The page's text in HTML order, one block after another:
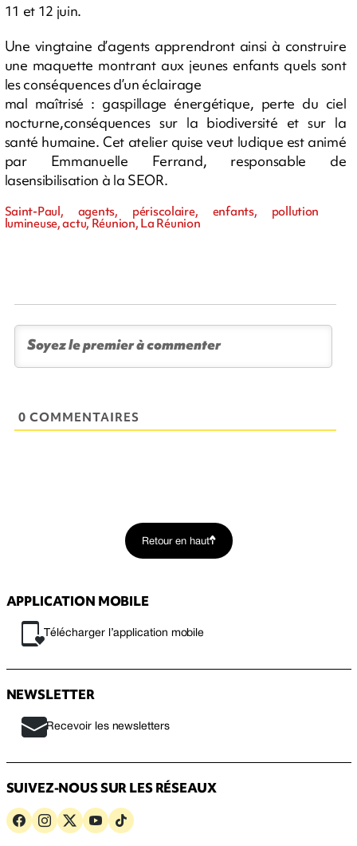
11 et 12 juin.
Une vingtaine d’agents apprendront ainsi à construire
une maquette montrant aux jeunes enfants quels sont
les conséquences d’un éclairage
mal maîtrisé : gaspillage énergétique, perte du ciel
nocturne,conséquences sur la biodiversité et sur la
santé humaine. Cet atelier quise veut ludique est animé
par Emmanuelle Ferrand, responsable de
lasensibilisation à la SEOR.
Saint-Paul, agents, périscolaire, enfants, pollution
lumineuse, actu, Réunion, La Réunion
0 COMMENTAIRES
Retour en haut
APPLICATION MOBILE
Télécharger l’application mobile
NEWSLETTER
Recevoir les newsletters
SUIVEZ-NOUS SUR LES RÉSEAUX